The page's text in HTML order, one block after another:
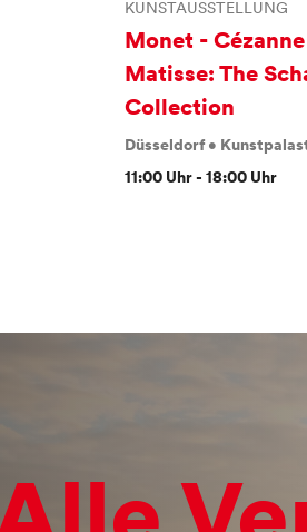
KUNSTAUSSTELLUNG
Monet -
Matisse: The
Collection
Düsseldorf •
11:00 Uhr - 18:00 Uhr